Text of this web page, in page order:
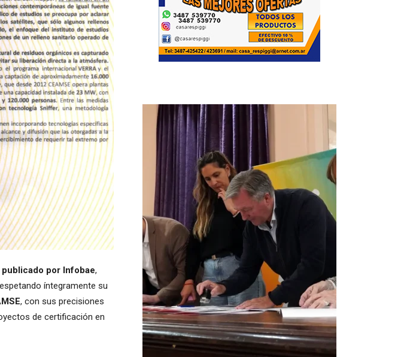
por Infobae,
íntegramente su
, con sus precisiones
de certificación en